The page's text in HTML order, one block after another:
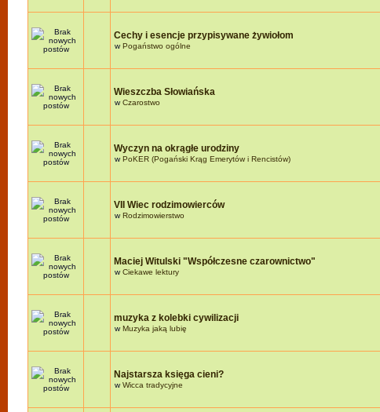
Cechy i esencje przypisywane żywiołom
wPogaństwo ogólne
Wieszczba Słowiańska
wCzarostwo
Wyczyn na okrągłe urodziny
wPoKER (Pogański Krąg Emerytów i Rencistów)
VII Wiec rodzimowierców
wRodzimowierstwo
Maciej Witulski "Współczesne czarownictwo"
wCiekawe lektury
muzyka z kolebki cywilizacji
wMuzyka jaką lubię
Najstarsza księga cieni?
wWicca tradycyjne